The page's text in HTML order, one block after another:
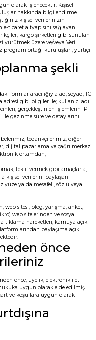
olarak işlenecektir. Kişisel
hakkında bilgilendirme
kişisel verilerinizin
ticaret altyapısını sağlayan
kargo şirketleri gibi sunulan
üzere ve/veya Veri
program ortağı kuruluşları, yurtiçi
şekli
formlar aracılığıyla ad, soyad, TC
adresi gibi bilgiler ile; kullanıcı adı
gerçekleştirilen işlemlerin IP
ile gezinme süre ve detaylarını
tedarikçilerimiz, diğer
dijital pazarlama ve çağrı merkezi
ortamdan;
teklif vermek gibi amaçlarla,
kişisel verilerini paylaşan
yüze ya da mesafeli, sözlü veya
web sitesi, blog, yarışma, anket,
web sitelerinden ve sosyal
tıklama hareketleri, kamuya açık
paylaşıma açık
önce
önce, üyelik, elektronik ileti
uygun olarak elde edilmiş
ve koşullara uygun olarak